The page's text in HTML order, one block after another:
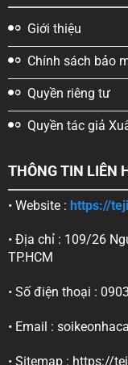
Giới thiệu
Chính sách bảo
Quyền riêng tư
Quyền tác giả
THÔNG TIN LIÊN
• Website : https://
• Địa chỉ : 109/26
TP.HCM
• Số điện thoại :
• Email :
• Sitemap : https://